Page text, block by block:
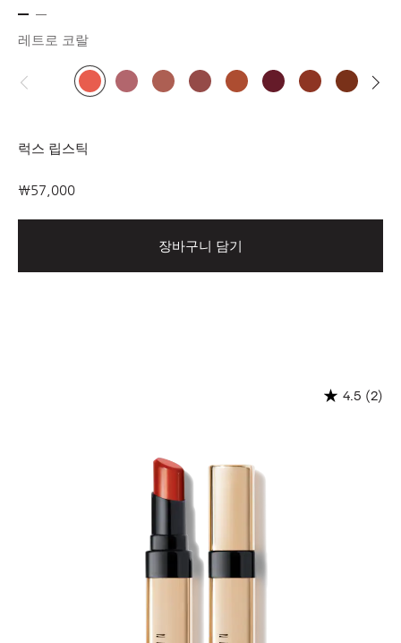
레트로 코랄
럭스 립스틱
₩57,000
장바구니 담기
4.5 (2)